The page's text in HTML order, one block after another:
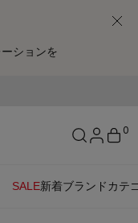
ションを
SALE新着ブランド カテ
0